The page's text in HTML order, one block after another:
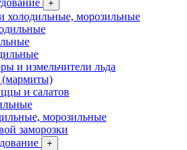
+
холодильные, морозильные
и измельчители льда
(мармиты)
и салатов
морозильные
заморозки
+